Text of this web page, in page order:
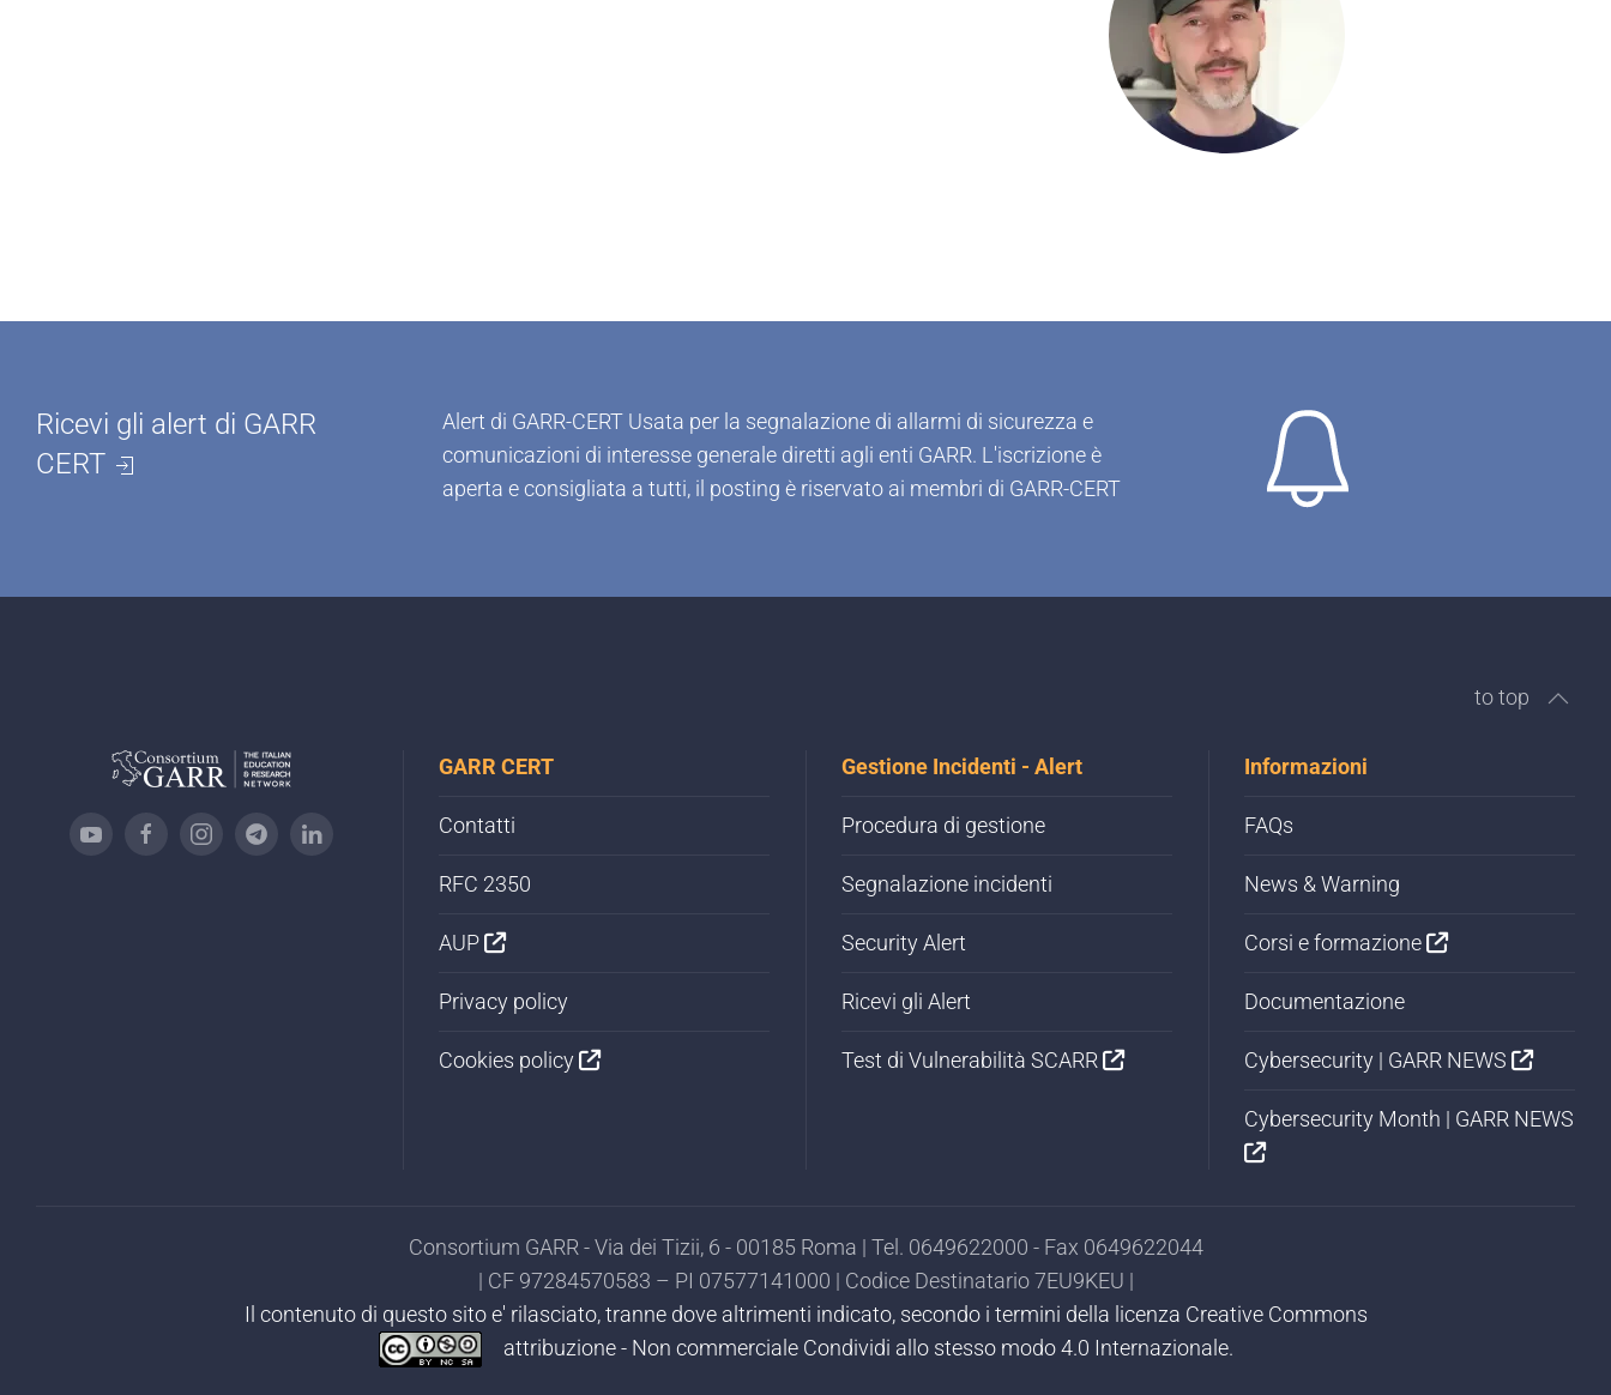
Ricevi gli alert di GARR
CERT
Alert di GARR-CERT Usata per la segnalazione di allarmi di sicurezza e
comunicazioni di interesse generale diretti agli enti GARR. L'iscrizione è
aperta e consigliata a tutti, il posting è riservato ai membri di GARR-CERT
to top
GARR CERT
Contatti
RFC 2350
AUP
Privacy policy
Cookies policy
Gestione Incidenti - Alert
Procedura di gestione
Segnalazione incidenti
Security Alert
Ricevi gli Alert
Test di Vulnerabilità SCARR
Informazioni
FAQs
News & Warning
Corsi e formazione
Documentazione
Cybersecurity | GARR NEWS
Cybersecurity Month | GARR NEWS
Consortium GARR - Via dei Tizii, 6 - 00185 Roma | Tel. 0649622000 - Fax 0649622044
| CF 97284570583 – PI 07577141000 | Codice Destinatario 7EU9KEU |
Il contenuto di questo sito e' rilasciato, tranne dove altrimenti indicato, secondo i termini della licenza Creative Commons
attribuzione - Non commerciale Condividi allo stesso modo 4.0 Internazionale.